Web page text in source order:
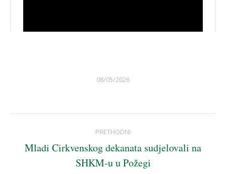
08/05/2026
navigation
PRETHODNI
post:
Mladi Cirkvenskog dekanata sudjelovali na
SHKM-u u Požegi